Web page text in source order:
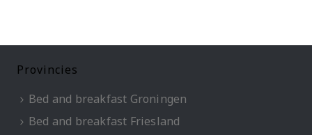
Provincies
Bed and breakfast Groningen
Bed and breakfast Friesland